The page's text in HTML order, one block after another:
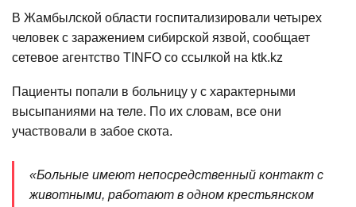
В Жамбылской области госпитализировали четырех
человек с заражением сибирской язвой, сообщает
сетевое агентство TINFO со ссылкой на ktk.kz
Пациенты попали в больницу у с характерными
высыпаниями на теле. По их словам, все они
участвовали в забое скота.
«Больные имеют непосредственный контакт с
животными, работают в одном крестьянском